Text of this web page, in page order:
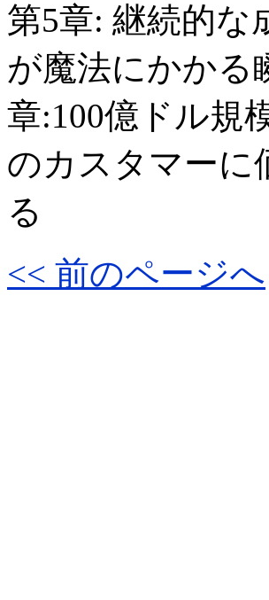
第5章: 継続的
が魔法にかか
章:100億ドル規
のカスタマーに
る
<< 前のページへ